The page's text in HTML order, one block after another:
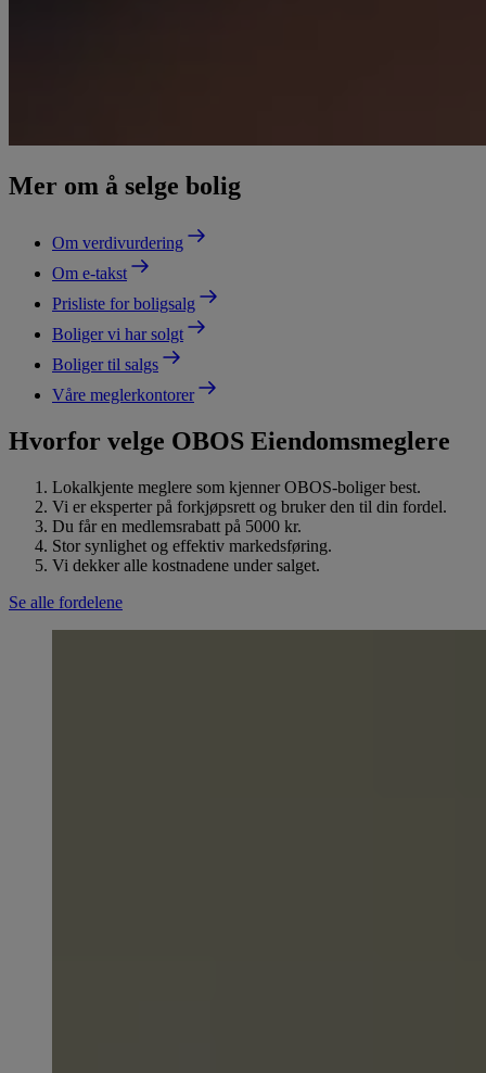
Mer om å selge bolig
Om verdivurdering
Om e-takst
Prisliste for boligsalg
Boliger vi har solgt
Boliger til salgs
Våre meglerkontorer
Hvorfor velge OBOS Eiendomsmeglere
Lokalkjente meglere som kjenner OBOS-boliger best.
Vi er eksperter på forkjøpsrett og bruker den til din fordel.
Du får en medlemsrabatt på 5000 kr.
Stor synlighet og effektiv markedsføring.
Vi dekker alle kostnadene under salget.
Se alle fordelene